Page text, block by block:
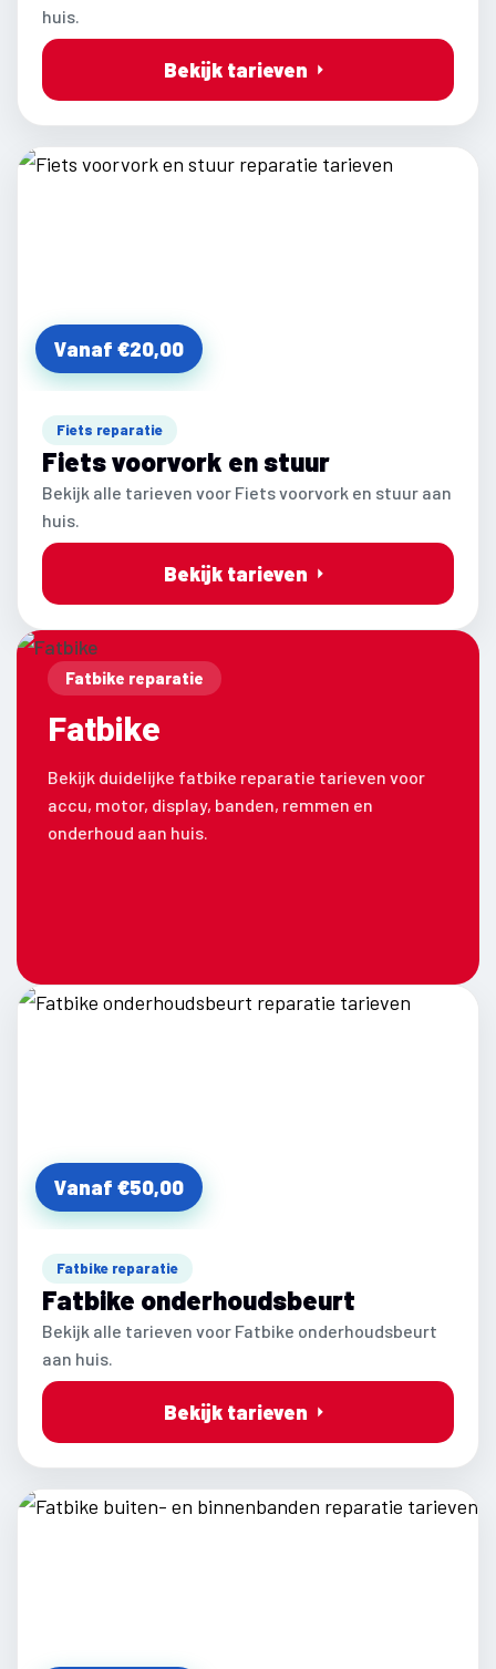
huis.
Bekijk tarieven
Vanaf €20,00
Fiets reparatie
Fiets voorvork en stuur
Bekijk alle tarieven voor Fiets voorvork en stuur aan
huis.
Bekijk tarieven
Fatbike reparatie
Fatbike
Bekijk duidelijke fatbike reparatie tarieven voor
accu, motor, display, banden, remmen en
onderhoud aan huis.
Vanaf €50,00
Fatbike reparatie
Fatbike onderhoudsbeurt
Bekijk alle tarieven voor Fatbike onderhoudsbeurt
aan huis.
Bekijk tarieven